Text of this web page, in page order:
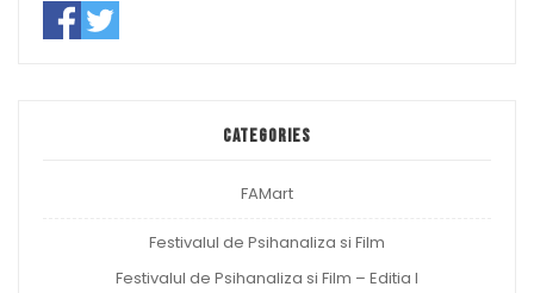
Categories
FAMart
Festivalul de Psihanaliza si Film
Festivalul de Psihanaliza si Film – Editia I